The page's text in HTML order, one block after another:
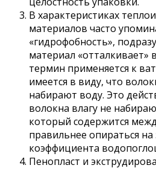
В характеристиках
материалов часто
«гидрофобность»,
материал «отталкивает»
термин применяется к
имеется в виду, что
набирают воду. Это
волокна влагу не
который содержится
правильнее опираться на
коэффициента
Пенопласт и